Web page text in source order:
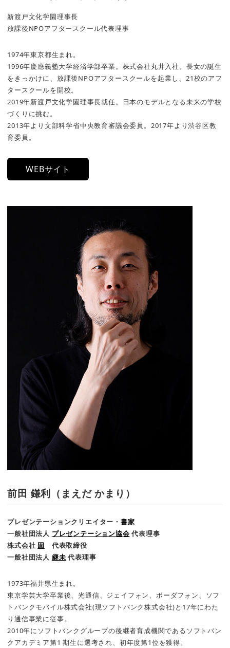
新渡戸文化学園理事長
放課後NPOアフタースクール代表理事
1974年東京都生まれ。
1996年慶應義塾大学経済学部卒業。株式会社丸井入社。長女の誕生
をきっかけに、放課後NPOアフタースクールを起業し、21校のアフ
タースクールを開校。
2019年新渡戸文化学園理事長就任。日本のモデルとなる未来の学校
づくりに挑む。
2013年より文部科学省中央教育審議会委員。2017年より渋谷区教
育委員。
WEBサイト
前田 鎌利（まえだ かまり）
プレゼンテーションクリエイター・ 書家
一般社団法人 プレゼンテーション協会 代表理事
株式会社 固 代表取締役
一般社団法人 継未 代表理事
1973年福井県生まれ。
東京学芸大学卒業後、光通信、ジェイフォン、ボーダフォン、ソフ
トバンクモバイル株式会社(現ソフトバンク株式会社)と17年にわた
り通信事業に従事。
2010年にソフトバンクグループの後継者育成機関であるソフトバン
クアカデミア第1 期生に選考され、初年度第1位を獲得。